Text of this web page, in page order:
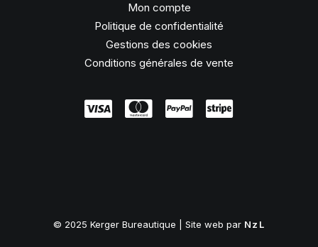
Mon compte
Politique de confidentialité
Gestions des cookies
Conditions générales de vente
© 2025 Kerger Bureautique | Site web par NzL